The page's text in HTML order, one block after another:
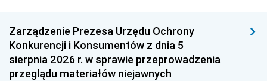
Zarządzenie Prezesa Urzędu Ochrony
Konkurencji i Konsumentów z dnia 5
sierpnia 2026 r. w sprawie przeprowadzenia
przeglądu materiałów niejawnych